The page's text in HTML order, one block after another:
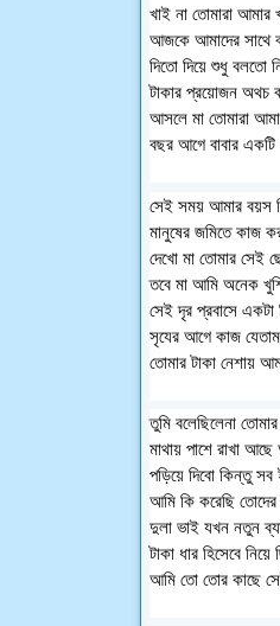
খাই না তোমারা
আজকে আমাদের সাথে
দিতো দিয়ে শুধু বলতো
টাকার প্রয়োজন অথচ
আসলে মা তোমারা
বছর আগে বাবার
সেই সময় আমার বয়স
মানুষের জমিতে কাজ
দেখো মা তোমার
তবে মা আমি অনেক
সেই দৃর প্রবাসে
সৃযের আগে কাজ
তোমার টাকা নেশায়
তুমি বলেছিলেনা
মাথায় পাশে রাখা
পড়িয়ে দিবো কিন্তু
আমি কি করেছি
দুলা ভাই যখন নতুন
টাকা ধার হিসেবে
আমি তো তোর কাছে